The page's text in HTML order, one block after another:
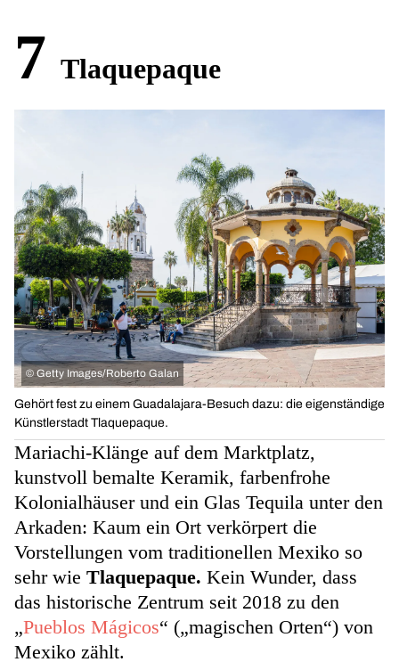
7 Tlaquepaque
© Getty Images/Roberto Galan
Gehört fest zu einem Guadalajara-Besuch dazu: die eigenständige
Künstlerstadt Tlaquepaque.
Mariachi-Klänge auf dem Marktplatz,
kunstvoll bemalte Keramik, farbenfrohe
Kolonialhäuser und ein Glas Tequila unter den
Arkaden: Kaum ein Ort verkörpert die
Vorstellungen vom traditionellen Mexiko so
sehr wie Tlaquepaque. Kein Wunder, dass
das historische Zentrum seit 2018 zu den
„Pueblos Mágicos“ („magischen Orten“) von
Mexiko zählt.